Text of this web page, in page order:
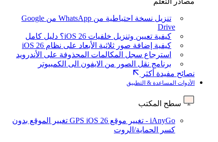
تنزيل نسخة احتياطية من WhatsApp من Google
Drive
كيفية تعيين وتنزيل خلفيات iOS 26؟ دليل كامل
كيفية إضافة صور ثلاثية الأبعاد على نظام iOS 26
استرجاع سجل المكالمات المحذوفة على الأندرويد
برنامج نقل الصور من الايفون الى الكمبيوتر
نصائح مفيدة أكثر
الأدوات المساعدة & التطبيق
سطح المكتب
iAnyGo - تغيير موقع GPS iOS 26
تغيير الموقع بدون
كسر الحماية/الروت